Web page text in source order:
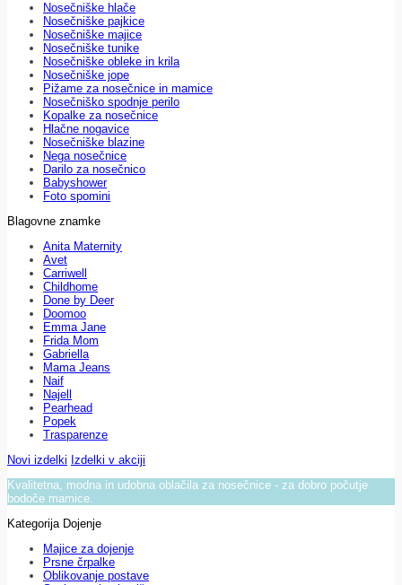
Nosečniške hlače
Nosečniške pajkice
Nosečniške majice
Nosečniške tunike
Nosečniške obleke in krila
Nosečniške jope
Pižame za nosečnice in mamice
Nosečniško spodnje perilo
Kopalke za nosečnice
Hlačne nogavice
Nosečniške blazine
Nega nosečnice
Darilo za nosečnico
Babyshower
Foto spomini
Blagovne znamke
Anita Maternity
Avet
Carriwell
Childhome
Done by Deer
Doomoo
Emma Jane
Frida Mom
Gabriella
Mama Jeans
Naif
Najell
Pearhead
Popek
Trasparenze
Novi izdelki Izdelki v akciji
Kvalitetna, modna in udobna oblačila za nosečnice - za dobro počutje
bodoče mamice.
Kategorija Dojenje
Majice za dojenje
Prsne črpalke
Oblikovanje postave